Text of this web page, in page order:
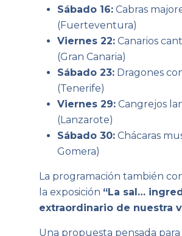
Sábado 16: Cabras
(Fuerteventura)
Viernes 22: Canarios
(Gran Canaria)
Sábado 23: Dragones
(Tenerife)
Viernes 29: Cangrejos
(Lanzarote)
Sábado 30: Chácaras
Gomera)
La programación también
la exposición “La sal…
extraordinario de nuestra
Una propuesta pensada